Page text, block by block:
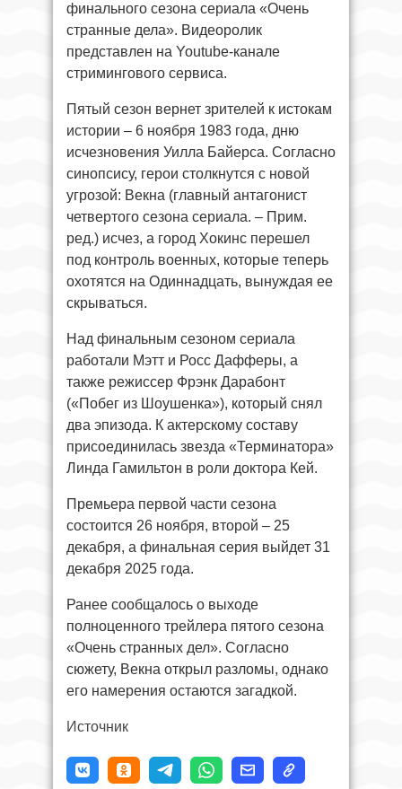
финального сезона сериала «Очень
странные дела». Видеоролик
представлен на Youtube-канале
стримингового сервиса.
Пятый сезон вернет зрителей к истокам
истории – 6 ноября 1983 года, дню
исчезновения Уилла Байерса. Согласно
синопсису, герои столкнутся с новой
угрозой: Векна (главный антагонист
четвертого сезона сериала. – Прим.
ред.) исчез, а город Хокинс перешел
под контроль военных, которые теперь
охотятся на Одиннадцать, вынуждая ее
скрываться.
Над финальным сезоном сериала
работали Мэтт и Росс Дафферы, а
также режиссер Фрэнк Дарабонт
(«Побег из Шоушенка»), который снял
два эпизода. К актерскому составу
присоединилась звезда «Терминатора»
Линда Гамильтон в роли доктора Кей.
Премьера первой части сезона
состоится 26 ноября, второй – 25
декабря, а финальная серия выйдет 31
декабря 2025 года.
Ранее сообщалось о выходе
полноценного трейлера пятого сезона
«Очень странных дел». Согласно
сюжету, Векна открыл разломы, однако
его намерения остаются загадкой.
Источник